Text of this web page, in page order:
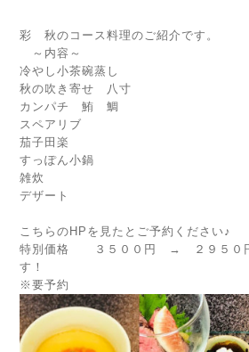
彩 秋のコース料理のご紹介です。
～内容～
冷やし小茶碗蒸し
秋の吹き寄せ 八寸
カンパチ 鮪 鯛
スペアリブ
茄子田楽
すっぽん小鍋
雑炊
デザート
こちらのHPを見たとご予約ください♪
特別価格 ３５００円 → ２９５０円
す！
※要予約